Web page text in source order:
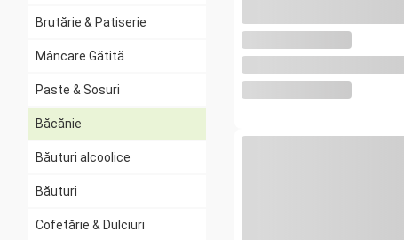
Brutărie & Patiserie
Mâncare Gătită
Paste & Sosuri
Băcănie
Toate
Snacks
Chips
Băuturi alcoolice
Băuturi
Cofetărie & Dulciuri